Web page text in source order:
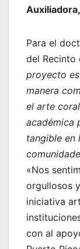
Para el
del Recinto
proyecto
manera
el arte
académica
tangible en
«Nos
orgullosos
iniciativa
con al